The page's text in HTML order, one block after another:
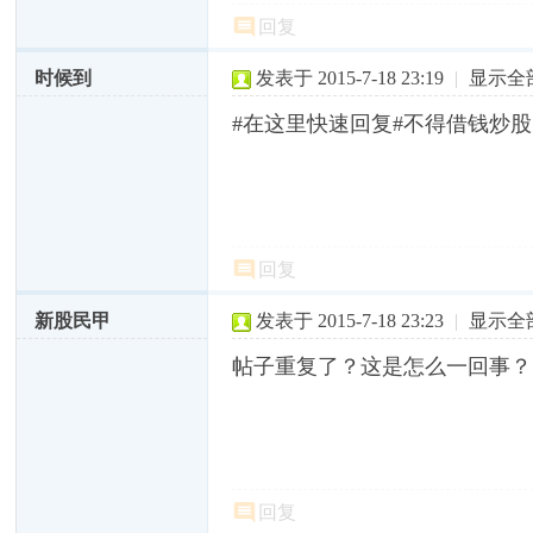
回复
时候到 发表于 2015-7-18 23:19 | 显示全
#在这里快速回复#不得借钱炒股
回复
新股民甲 发表于 2015-7-18 23:23 | 显示全
帖子重复了？这是怎么一回事？
回复